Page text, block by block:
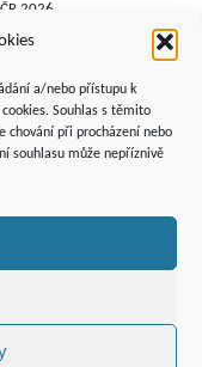
a/nebo přístupu k
Souhlas s těmito
chování při procházení nebo
souhlasu může nepříznivě
2026
patro
01